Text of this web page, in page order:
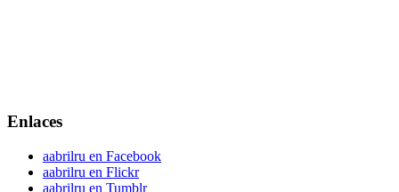
Enlaces
aabrilru en Facebook
aabrilru en Flickr
aabrilru en Tumblr